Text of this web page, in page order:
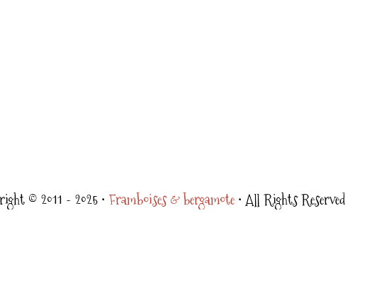
© 2011 - 2025 • Framboises & bergamote • All Rights Reserved